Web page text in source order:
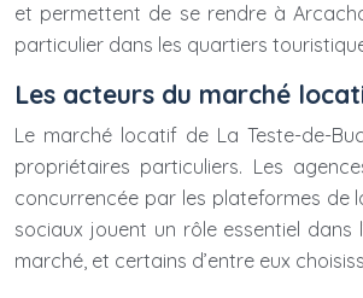
et permettent de se rendre à
particulier dans les quartiers
Les acteurs du marché
Le marché locatif de La Teste-de-
propriétaires particuliers. Les
concurrencée par les plateformes de
sociaux jouent un rôle essentiel
marché, et certains d’entre eux